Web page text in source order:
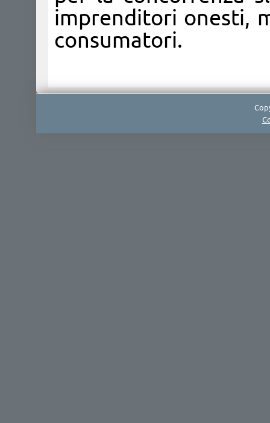
imprenditori onesti,
consumatori.​